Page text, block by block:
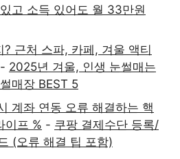
고 소득 있어도 월 33만원
근처 스파, 카페, 겨울 액티
- 2025년 겨울, 인생 눈썰매는
매장 BEST 5
계좌 연동 오류 해결하는 핵
이프 % - 쿠팡 결제수단 등록/
(오류 해결 팁 포함)